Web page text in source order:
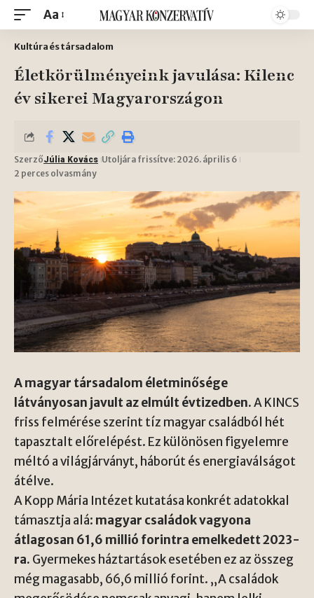
Aa
Kultúra és társadalom
Életkörülményeink javulása: Kilenc
év sikerei Magyarországon
SzerzőJúlia Kovács Utoljára frissítve: 2026. április 6
2 perces olvasmány
A magyar társadalom életminősége
látványosan javult az elmúlt évtizedben.A KINCS
friss felmérése szerint tíz magyar családból hét
tapasztalt előrelépést. Ez különösen figyelemre
méltó a világjárványt, háborút és energiaválságot
átélve.
A Kopp Mária Intézet kutatása konkrét adatokkal
támasztja alá: magyar családok vagyona
átlagosan 61,6 millió forintra emelkedett 2023-
ra. Gyermekes háztartások esetében ez az összeg
még magasabb, 66,6 millió forint. „A családok